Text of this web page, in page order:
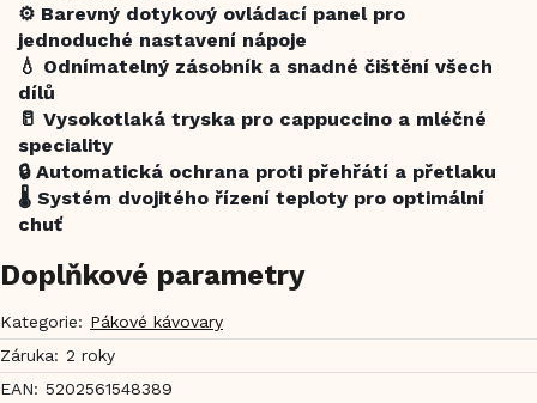
⚙️ Barevný dotykový ovládací panel pro
jednoduché nastavení nápoje
💧 Odnímatelný zásobník a snadné čištění všech
dílů
🥛 Vysokotlaká tryska pro cappuccino a mléčné
speciality
🔒 Automatická ochrana proti přehřátí a přetlaku
🌡️ Systém dvojitého řízení teploty pro optimální
chuť
Doplňkové parametry
Kategorie: Pákové kávovary
Záruka: 2 roky
EAN: 5202561548389